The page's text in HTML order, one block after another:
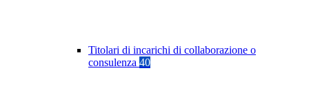
Titolari di incarichi di collaborazione o
consulenza 40